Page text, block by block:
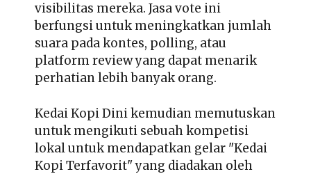
visibilitas mereka. Jasa vote ini
berfungsi untuk meningkatkan jumlah
suara pada kontes, polling, atau
platform review yang dapat menarik
perhatian lebih banyak orang.
Kedai Kopi Dini kemudian memutuskan
untuk mengikuti sebuah kompetisi
lokal untuk mendapatkan gelar "Kedai
Kopi Terfavorit" yang diadakan oleh